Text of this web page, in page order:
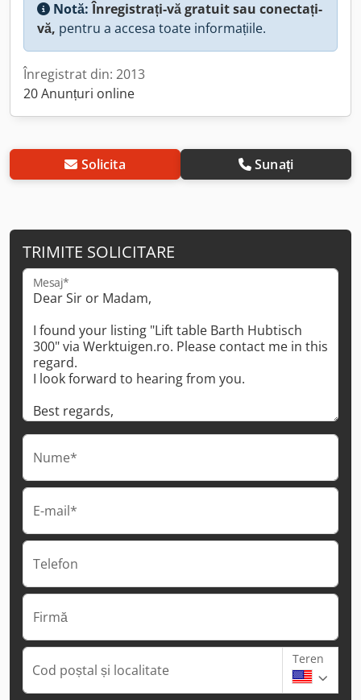
Notă:Înregistrați-vă gratuit sau conectați-
vă, pentru a accesa toate informațiile.
Înregistrat din: 2013
20 Anunțuri online
Solicita Sunați
TRIMITE SOLICITARE
Mesaj*
Nume*
E-mail*
Telefon
Firmă
Cod poștal și localitate
Teren